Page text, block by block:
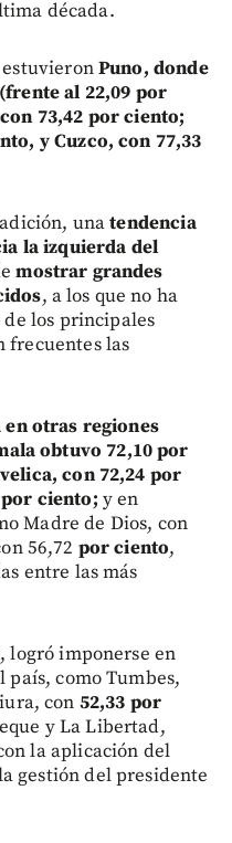
década.
estuvieronPuno, donde
al 22,09 por
73,42 por ciento;
y Cuzco, con 77,33
unatendencia
la izquierda del
mostrar grandes
, a los que no ha
los principales
frecuentes las
otras regiones
obtuvo 72,10 por
con 72,24 por
ciento; y en
Madre de Dios, con
56,72 por ciento,
entre las más
logró imponerse en
como Tumbes,
con 52,33 por
y La Libertad,
la aplicación del
gestión del presidente